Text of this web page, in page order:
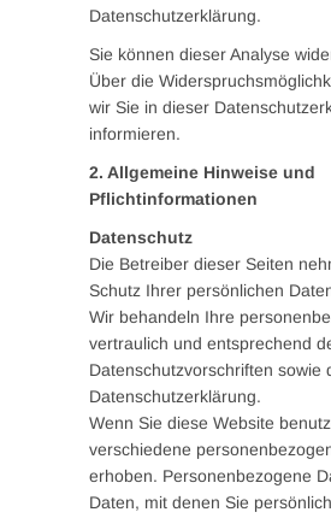
Datenschutzerklärung.
Sie können dieser Analyse
Über die
wir Sie in dieser
informieren.
2. Allgemeine Hinweise und
Pflichtinformationen
Datenschutz
Die Betreiber dieser Seiten
Schutz Ihrer persönlichen
Wir behandeln Ihre
vertraulich und entsprechend
Datenschutzvorschriften sowie
Datenschutzerklärung.
Wenn Sie diese Website
verschiedene
erhoben. Personenbezogene
Daten, mit denen Sie